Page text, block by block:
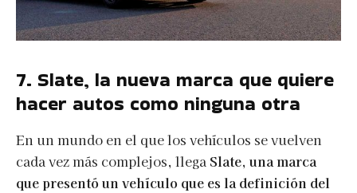
7. Slate, la nueva marca que quiere
hacer autos como ninguna otra
En un mundo en el que los vehículos se vuelven
cada vez más complejos, llega Slate, una marca
que presentó un vehículo que es la definición del